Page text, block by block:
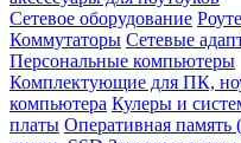
Сетевое оборудование
Коммутаторы Сетевые
Персональные компьютеры
Комплектующие для ПК,
компьютера Кулеры и
платы Оперативная память